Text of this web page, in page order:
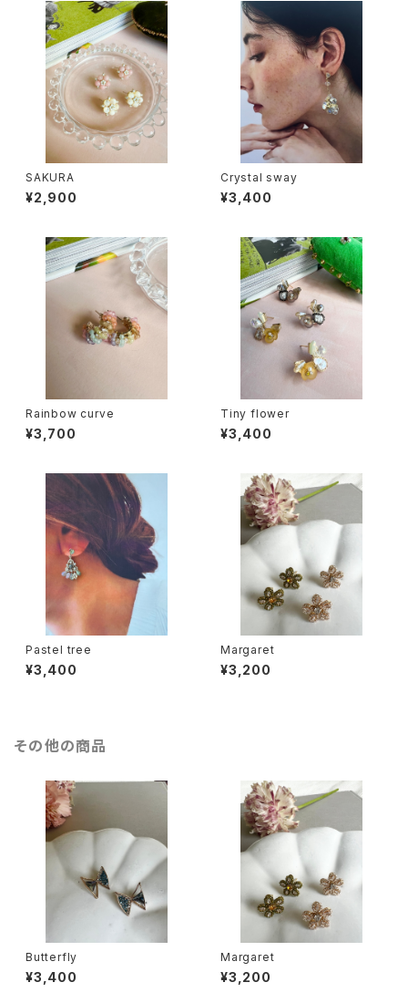
SAKURA
¥2,900
Crystal sway
¥3,400
Rainbow curve
¥3,700
Tiny flower
¥3,400
Pastel tree
¥3,400
Margaret
¥3,200
その他の商品
Butterfly
¥3,400
Margaret
¥3,200